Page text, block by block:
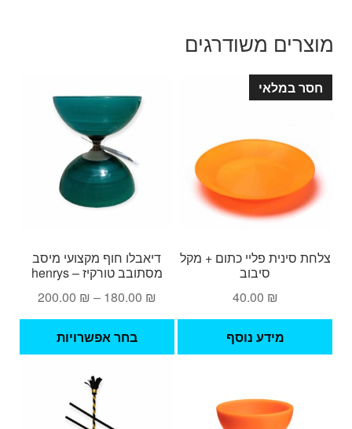
מוצרים משודרגים
חסר במלאי
צלחת סינית פליי כתום + מקל
סיבוב
40.00 ₪
מידע נוסף
דיאבלו חוף מקצועי מיסב
מסתובב טורקיז – henrys
180.00 ₪
–
200.00 ₪
טווח
עד
בחר אפשרויות